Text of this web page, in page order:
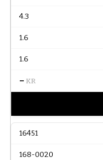
4.3
1.6
1.6
– KR
16451
168-0020